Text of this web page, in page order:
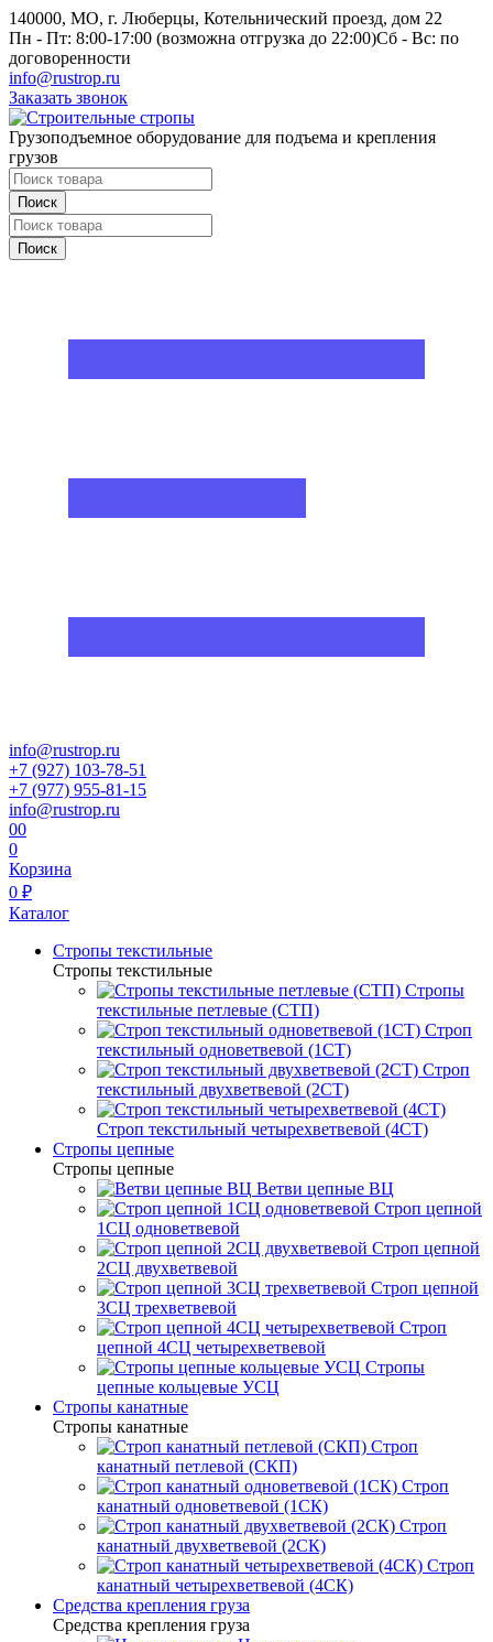
140000, МО, г. Люберцы, Котельнический проезд, дом 22
Пн - Пт: 8:00-17:00 (возможна отгрузка до 22:00)Сб - Вс: по
договоренности
info@rustrop.ru
Заказать звонок
Грузоподъемное оборудование для подъема и крепления
грузов
Поиск
Поиск
info@rustrop.ru
+7 (927) 103-78-51
+7 (977) 955-81-15
info@rustrop.ru
00
0
Корзина
0 ₽
Каталог
Стропы текстильные
Стропы текстильные
Стропы
текстильные петлевые (СТП)
Строп
текстильный одноветвевой (1СТ)
Строп
текстильный двухветвевой (2СТ)
Строп текстильный четырехветвевой (4СТ)
Стропы цепные
Стропы цепные
Ветви цепные ВЦ
Строп цепной
1СЦ одноветвевой
Строп цепной
2СЦ двухветвевой
Строп цепной
3СЦ трехветвевой
Строп
цепной 4СЦ четырехветвевой
Стропы
цепные кольцевые УСЦ
Стропы канатные
Стропы канатные
Строп
канатный петлевой (СКП)
Строп
канатный одноветвевой (1СК)
Строп
канатный двухветвевой (2СК)
Строп
канатный четырехветвевой (4СК)
Средства крепления груза
Средства крепления груза